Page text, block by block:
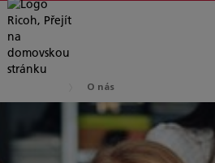
O nás